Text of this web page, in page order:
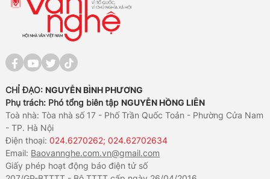
CHỈ ĐẠO: NGUYỄN BÌNH PHƯƠNG
Phụ trách: Phó tổng biên tập NGUYỄN HỒNG LIÊN
Toà nhà: Tòa nhà số 17 - Phố Trần Quốc Toản - Phường Cửa Nam
- TP. Hà Nội
Điện thoại:024.6270262; 024.62702634
Email: Baovannghe.com.vn@gmail.com
Giấy phép hoạt động báo điện tử số